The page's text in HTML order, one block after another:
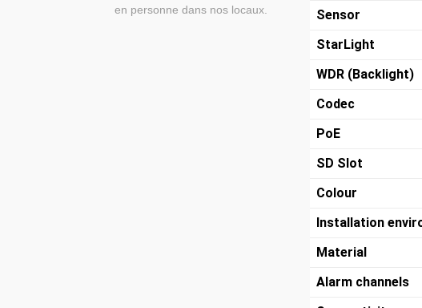
en personne dans nos locaux.
Sensor
StarLight
WDR (Backlight)
Codec
PoE
SD Slot
Colour
Installation
Material
Alarm channels